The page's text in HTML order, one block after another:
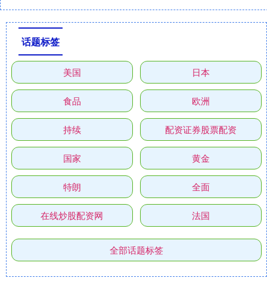
话题标签
美国 日本
食品 欧洲
持续 配资证券股票配资
国家 黄金
特朗 全面
在线炒股配资网 法国
全部话题标签